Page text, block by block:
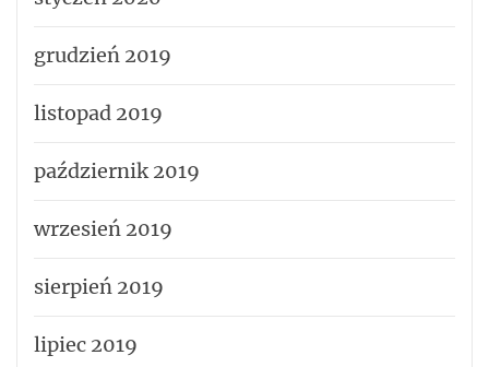
grudzień 2019
listopad 2019
październik 2019
wrzesień 2019
sierpień 2019
lipiec 2019